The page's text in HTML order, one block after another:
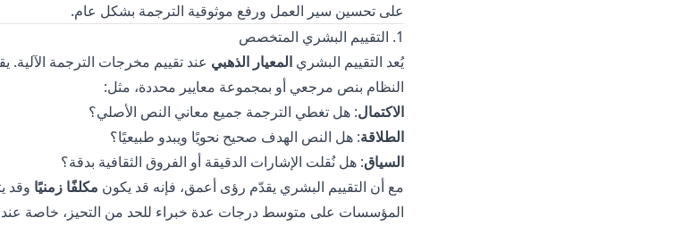
على تحسين سير العمل ورفع موثوقية الترجمة بشكل عام.
1. التقييم البشري المتخصص
يُعد التقييم البشريالمعيار الذهبي عند تقييم مخرجات الترجمة الآلية.
النظام بنص مرجعي أو بمجموعة معايير محددة، مثل:
الاكتمال: هل تغطي الترجمة جميع معاني النص الأصلي؟
الطلاقة: هل النص الهدف صحيح نحويًا ويبدو طبيعيًا؟
السياق: هل نُقلت الإشارات الدقيقة أو الفروق الثقافية بدقة؟
مع أن التقييم البشري يقدّم رؤى أعمق، فإنه قد يكون مكلفًا زمنيًا وقد